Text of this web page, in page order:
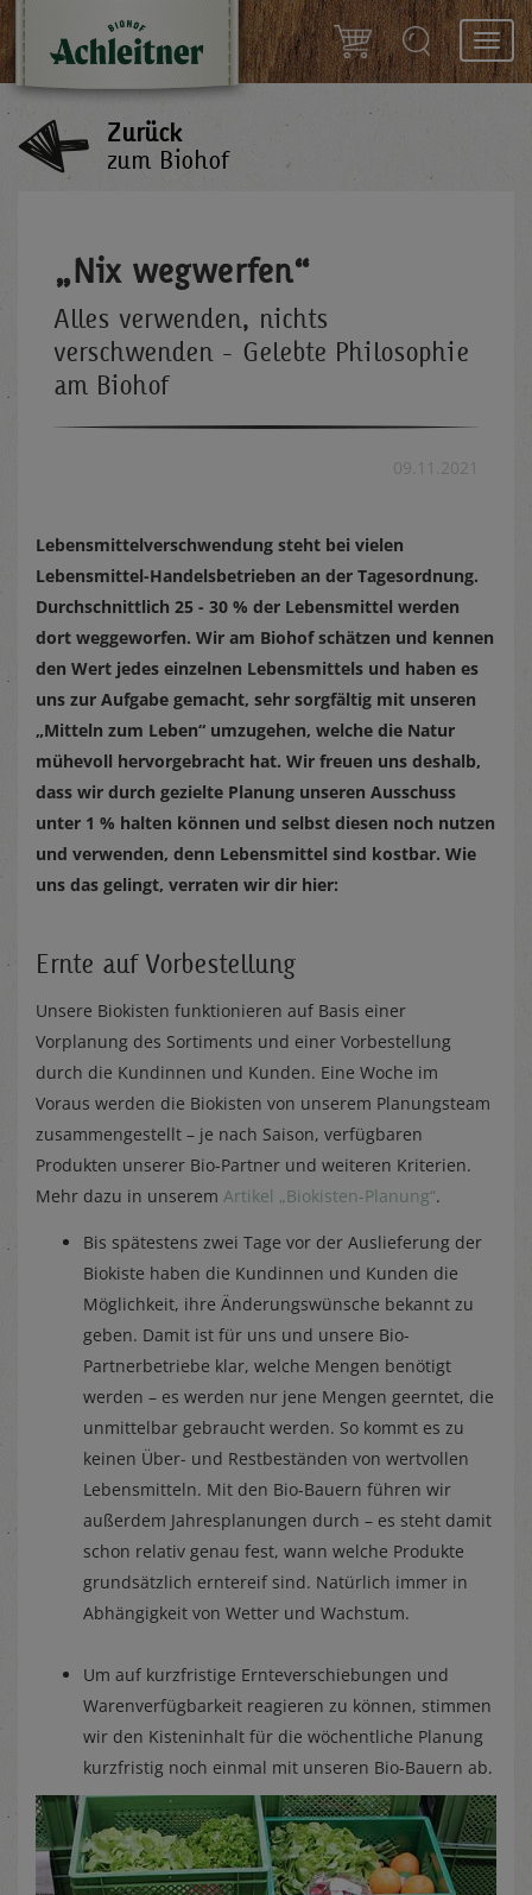
Zurück
zum Biohof
„Nix wegwerfen“
Alles verwenden, nichts
verschwenden - Gelebte Philosophie
am Biohof
09.11.2021
Lebensmittelverschwendung steht bei vielen
Lebensmittel-Handelsbetrieben an der Tagesordnung.
Durchschnittlich 25 - 30 % der Lebensmittel werden
dort weggeworfen. Wir am Biohof schätzen und kennen
den Wert jedes einzelnen Lebensmittels und haben es
uns zur Aufgabe gemacht, sehr sorgfältig mit unseren
„Mitteln zum Leben“ umzugehen, welche die Natur
mühevoll hervorgebracht hat. Wir freuen uns deshalb,
dass wir durch gezielte Planung unseren Ausschuss
unter 1 % halten können und selbst diesen noch nutzen
und verwenden, denn Lebensmittel sind kostbar. Wie
uns das gelingt, verraten wir dir hier:
Ernte auf Vorbestellung
Unsere Biokisten funktionieren auf Basis einer
Vorplanung des Sortiments und einer Vorbestellung
durch die Kundinnen und Kunden. Eine Woche im
Voraus werden die Biokisten von unserem Planungsteam
zusammengestellt – je nach Saison, verfügbaren
Produkten unserer Bio-Partner und weiteren Kriterien.
Mehr dazu in unserem Artikel „Biokisten-Planung“.
Bis spätestens zwei Tage vor der Auslieferung der
Biokiste haben die Kundinnen und Kunden die
Möglichkeit, ihre Änderungswünsche bekannt zu
geben. Damit ist für uns und unsere Bio-
Partnerbetriebe klar, welche Mengen benötigt
werden – es werden nur jene Mengen geerntet, die
unmittelbar gebraucht werden. So kommt es zu
keinen Über- und Restbeständen von wertvollen
Lebensmitteln. Mit den Bio-Bauern führen wir
außerdem Jahresplanungen durch – es steht damit
schon relativ genau fest, wann welche Produkte
grundsätzlich erntereif sind. Natürlich immer in
Abhängigkeit von Wetter und Wachstum.
Um auf kurzfristige Ernteverschiebungen und
Warenverfügbarkeit reagieren zu können, stimmen
wir den Kisteninhalt für die wöchentliche Planung
kurzfristig noch einmal mit unseren Bio-Bauern ab.